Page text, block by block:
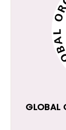
GLOBAL